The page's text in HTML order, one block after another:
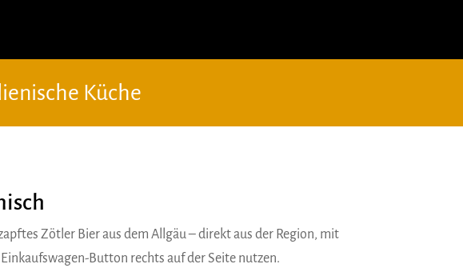
Küche
Zötler Bier aus dem Allgäu – direkt aus der Region, mit
Button rechts auf der Seite nutzen.